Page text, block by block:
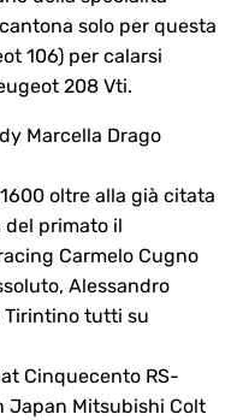
solo per questa
106) per calarsi
208 Vti.
Marcella Drago
oltre alla già citata
del primato il
Carmelo Cugno
Alessandro
Tirintino tutti su
Cinquecento RS-
Japan Mitsubishi Colt